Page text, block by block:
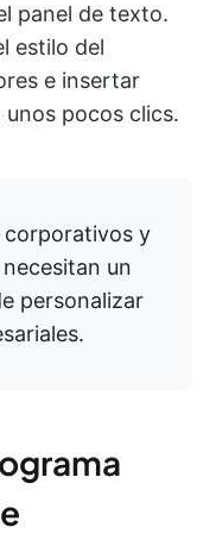
panel de texto.
estilo del
e insertar
pocos clics.
corporativos y
un
personalizar